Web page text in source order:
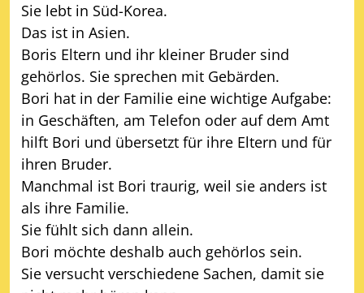
Sie lebt in Süd-Korea.
Das ist in Asien.
Boris Eltern und ihr kleiner Bruder sind
gehörlos. Sie sprechen mit Gebärden.
Bori hat in der Familie eine wichtige Aufgabe:
in Geschäften, am Telefon oder auf dem Amt
hilft Bori und übersetzt für ihre Eltern und für
ihren Bruder.
Manchmal ist Bori traurig, weil sie anders ist
als ihre Familie.
Sie fühlt sich dann allein.
Bori möchte deshalb auch gehörlos sein.
Sie versucht verschiedene Sachen, damit sie